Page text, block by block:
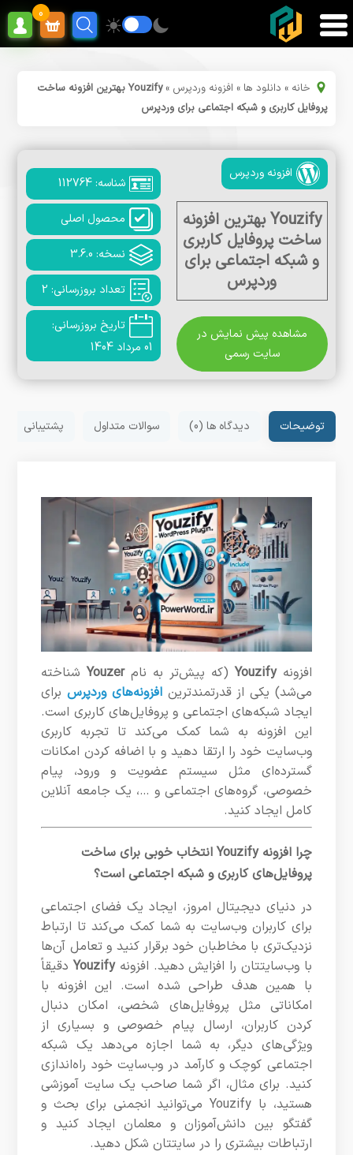
0
خانه » دانلود ها » افزونه وردپرس »
Youzify بهترین افزونه ساخت
پروفایل کاربری و شبکه اجتماعی برای وردپرس
افزونه وردپرس
Youzify بهترین افزونه
ساخت پروفایل کاربری
و شبکه اجتماعی برای
وردپرس
مشاهده پیش نمایش در
سایت رسمی
شناسه: 112764
محصول اصلی
نسخه: 3.6.0
تعداد بروزرسانی: 2
تاریخ بروزرسانی:
01 مرداد 1404
توضیحات دیدگاه ها (0) سوالات متداول پشتیبانی
افزونهYouzify(که پیش‌تر به نامYouzerشناخته
می‌شد) یکی از قدرتمندترینافزونه‌های وردپرسبرای
ایجاد شبکه‌های اجتماعی و پروفایل‌های کاربری است.
این افزونه به شما کمک می‌کند تا تجربه کاربری
وب‌سایت خود را ارتقا دهید و با اضافه کردن امکانات
گسترده‌ای مثل سیستم عضویت و ورود، پیام
خصوصی، گروه‌های اجتماعی و …، یک جامعه آنلاین
کامل ایجاد کنید.
چرا افزونه Youzify انتخاب خوبی برای ساخت
پروفایل‌های کاربری و شبکه اجتماعی است؟
در دنیای دیجیتال امروز، ایجاد یک فضای اجتماعی
برای کاربران وب‌سایت به شما کمک می‌کند تا ارتباط
نزدیک‌تری با مخاطبان خود برقرار کنید و تعامل آن‌ها
با وب‌سایتتان را افزایش دهید. افزونهYouzifyدقیقاً
با همین هدف طراحی شده است. این افزونه با
امکاناتی مثل پروفایل‌های شخصی، امکان دنبال
کردن کاربران، ارسال پیام خصوصی و بسیاری از
ویژگی‌های دیگر، به شما اجازه می‌دهد یک شبکه
اجتماعی کوچک و کارآمد در وب‌سایت خود راه‌اندازی
کنید. برای مثال، اگر شما صاحب یک سایت آموزشی
هستید، با Youzify می‌توانید انجمنی برای بحث و
گفتگو بین دانش‌آموزان و معلمان ایجاد کنید و
ارتباطات بیشتری را در سایتتان شکل دهید.